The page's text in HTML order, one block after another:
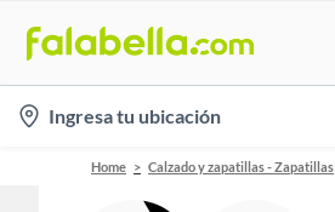
location-
icon
Ingresa tu ubicación
Home Calzado y zapatillas - Zapatillas